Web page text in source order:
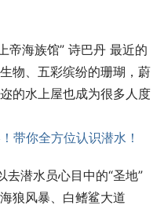
帝海族馆” 诗巴丹 最近的
物、五彩缤纷的珊瑚，蔚
的水上屋也成为很多人度
潜水员心目中的“圣地”
狼风暴、白鳍鲨大道